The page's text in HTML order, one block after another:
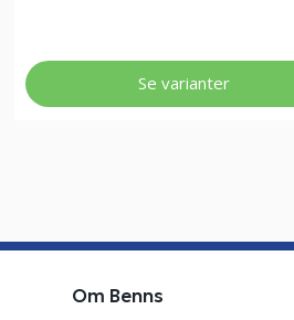
Se varianter
Om Benns